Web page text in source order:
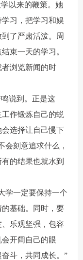
以来的鞭策。她
习，把学习和娱
了严肃活泼。周
束一天的学习。
浏览新闻的时
说到。正是这
作锻炼自己的蜕
选择让自己慢下
会刻意追求什么，
的结果也就水到
学一定要保持一个
基础。同时，要
乐观坚强，包容
开阔自己的眼
斗，共同成长。”